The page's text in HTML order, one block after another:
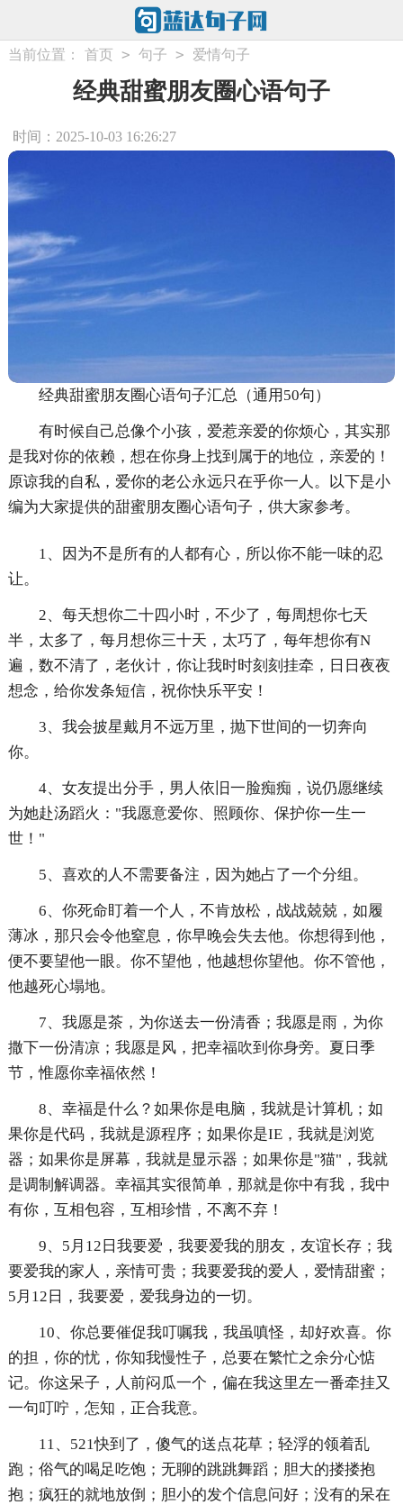
当前位置： 首页 > 句子 > 爱情句子
经典甜蜜朋友圈心语句子
时间：2025-10-03 16:26:27
经典甜蜜朋友圈心语句子汇总（通用50句）
有时候自己总像个小孩，爱惹亲爱的你烦心，其实那
是我对你的依赖，想在你身上找到属于的地位，亲爱的！
原谅我的自私，爱你的老公永远只在乎你一人。以下是小
编为大家提供的甜蜜朋友圈心语句子，供大家参考。
1、因为不是所有的人都有心，所以你不能一味的忍
让。
2、每天想你二十四小时，不少了，每周想你七天
半，太多了，每月想你三十天，太巧了，每年想你有N
遍，数不清了，老伙计，你让我时时刻刻挂牵，日日夜夜
想念，给你发条短信，祝你快乐平安！
3、我会披星戴月不远万里，抛下世间的一切奔向
你。
4、女友提出分手，男人依旧一脸痴痴，说仍愿继续
为她赴汤蹈火："我愿意爱你、照顾你、保护你一生一
世！"
5、喜欢的人不需要备注，因为她占了一个分组。
6、你死命盯着一个人，不肯放松，战战兢兢，如履
薄冰，那只会令他窒息，你早晚会失去他。你想得到他，
便不要望他一眼。你不望他，他越想你望他。你不管他，
他越死心塌地。
7、我愿是茶，为你送去一份清香；我愿是雨，为你
撒下一份清凉；我愿是风，把幸福吹到你身旁。夏日季
节，惟愿你幸福依然！
8、幸福是什么？如果你是电脑，我就是计算机；如
果你是代码，我就是源程序；如果你是IE，我就是浏览
器；如果你是屏幕，我就是显示器；如果你是"猫"，我就
是调制解调器。幸福其实很简单，那就是你中有我，我中
有你，互相包容，互相珍惜，不离不弃！
9、5月12日我要爱，我要爱我的朋友，友谊长存；我
要爱我的家人，亲情可贵；我要爱我的爱人，爱情甜蜜；
5月12日，我要爱，爱我身边的一切。
10、你总要催促我叮嘱我，我虽嗔怪，却好欢喜。你
的担，你的忧，你知我慢性子，总要在繁忙之余分心惦
记。你这呆子，人前闷瓜一个，偏在我这里左一番牵挂又
一句叮咛，怎知，正合我意。
11、521快到了，傻气的送点花草；轻浮的领着乱
跑；俗气的喝足吃饱；无聊的跳跳舞蹈；胆大的搂搂抱
抱；疯狂的就地放倒；胆小的发个信息问好；没有的呆在